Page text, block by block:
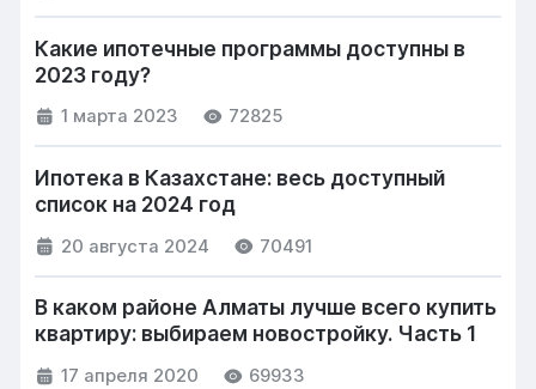
Какие ипотечные программы доступны в
2023 году?
1 марта 2023 72825
Ипотека в Казахстане: весь доступный
список на 2024 год
20 августа 2024 70491
В каком районе Алматы лучше всего купить
квартиру: выбираем новостройку. Часть 1
17 апреля 2020 69933